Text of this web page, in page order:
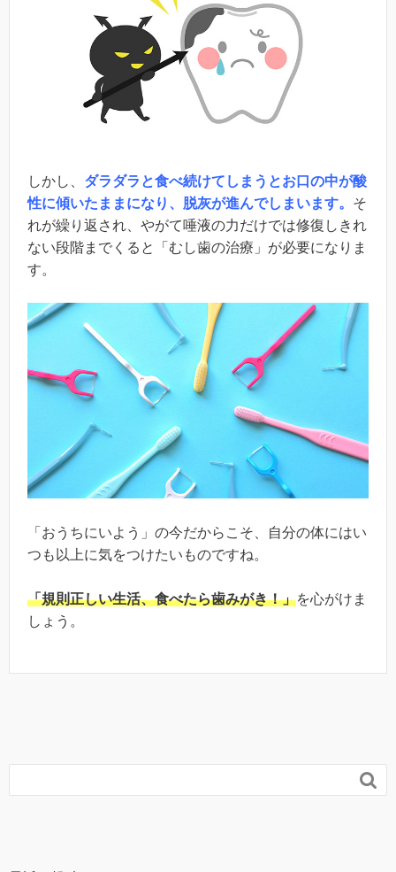
しかし、 ダラダラと食べ続けてしまうとお口の中が酸
性に傾いたままになり、脱灰が進んでしまいます。 そ
れが繰り返され、やがて唾液の力だけでは修復しきれ
ない段階までくると「むし歯の治療」が必要になりま
す。
「おうちにいよう」の今だからこそ、自分の体にはい
つも以上に気をつけたいものですね。
「規則正しい生活、食べたら歯みがき！」を心がけま
しょう。
